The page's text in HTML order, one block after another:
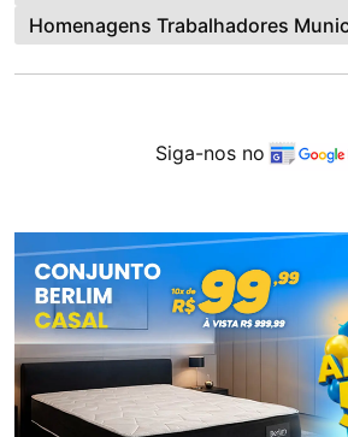
Homenagens Trabalhadores
Siga-nos no